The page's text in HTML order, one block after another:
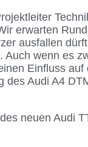
erwarten
ausfallen
Auch wenn es
Einfluss auf
des Audi A4
neuen Audi